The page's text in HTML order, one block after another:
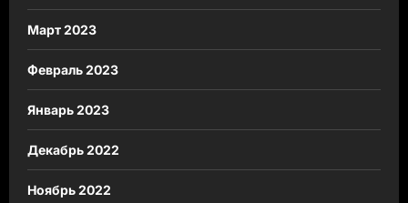
Март 2023
Февраль 2023
Январь 2023
Декабрь 2022
Ноябрь 2022